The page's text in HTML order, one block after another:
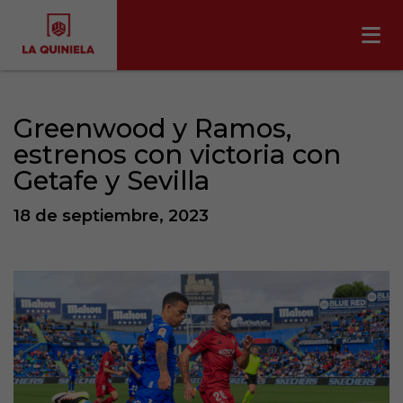
Greenwood y Ramos,
estrenos con victoria con
Getafe y Sevilla
18 de septiembre, 2023